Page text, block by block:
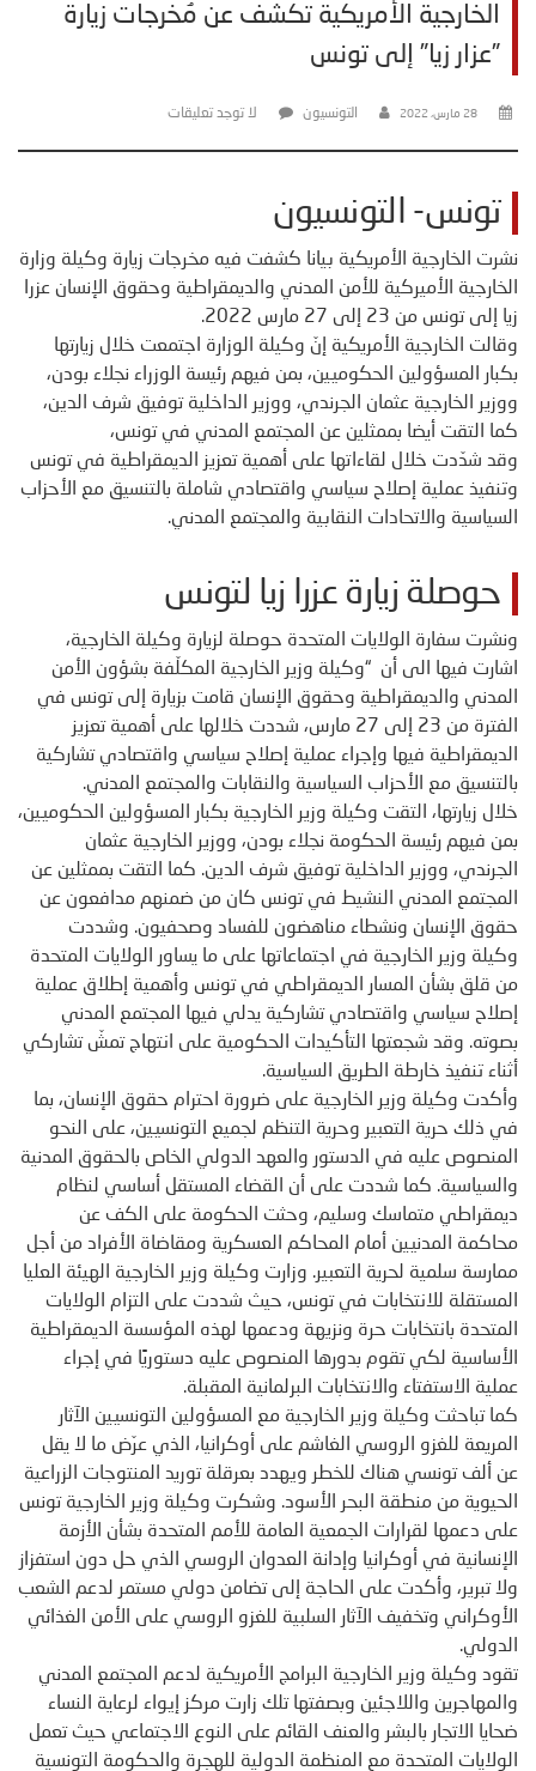
الخارجية الأمريكية تكشف عن مُخرجات زيارة
”عزار زيا” إلى تونس
28 مارس، 2022 التونسيون لا توجد تعليقات
تونس- التونسيون
نشرت الخارجية الأمريكية بيانا كشفت فيه مخرجات زيارة وكيلة وزارة
الخارجية الأميركية للأمن المدني والديمقراطية وحقوق الإنسان عزرا
زيا إلى تونس من 23 إلى 27 مارس 2022.
وقالت الخارجية الأمريكية إنّ وكيلة الوزارة اجتمعت خلال زيارتها
بكبار المسؤولين الحكوميين، بمن فيهم رئيسة الوزراء نجلاء بودن،
ووزير الخارجية عثمان الجرندي، ووزير الداخلية توفيق شرف الدين،
كما التقت أيضا بممثلين عن المجتمع المدني في تونس،
وقد شدّدت خلال لقاءاتها على أهمية تعزيز الديمقراطية في تونس
وتنفيذ عملية إصلاح سياسي واقتصادي شاملة بالتنسيق مع الأحزاب
السياسية والاتحادات النقابية والمجتمع المدني.
حوصلة زيارة عزرا زيا لتونس
ونشرت سفارة الولايات المتحدة حوصلة لزيارة وكيلة الخارجية،
اشارت فيها الى أن “وكيلة وزير الخارجية المكلّفة بشؤون الأمن
المدني والديمقراطية وحقوق الإنسان قامت بزيارة إلى تونس في
الفترة من 23 إلى 27 مارس، شددت خلالها على أهمية تعزيز
الديمقراطية فيها وإجراء عملية إصلاح سياسي واقتصادي تشاركية
بالتنسيق مع الأحزاب السياسية والنقابات والمجتمع المدني.
خلال زيارتها، التقت وكيلة وزير الخارجية بكبار المسؤولين الحكوميين،
بمن فيهم رئيسة الحكومة نجلاء بودن، ووزير الخارجية عثمان
الجرندي، ووزير الداخلية توفيق شرف الدين. كما التقت بممثلين عن
المجتمع المدني النشيط في تونس كان من ضمنهم مدافعون عن
حقوق الإنسان ونشطاء مناهضون للفساد وصحفيون. وشددت
وكيلة وزير الخارجية في اجتماعاتها على ما يساور الولايات المتحدة
من قلق بشأن المسار الديمقراطي في تونس وأهمية إطلاق عملية
إصلاح سياسي واقتصادي تشاركية يدلي فيها المجتمع المدني
بصوته. وقد شجعتها التأكيدات الحكومية على انتهاج تمشّ تشاركي
أثناء تنفيذ خارطة الطريق السياسية.
وأكدت وكيلة وزير الخارجية على ضرورة احترام حقوق الإنسان، بما
في ذلك حرية التعبير وحرية التنظم لجميع التونسيين، على النحو
المنصوص عليه في الدستور والعهد الدولي الخاص بالحقوق المدنية
والسياسية. كما شددت على أن القضاء المستقل أساسي لنظام
ديمقراطي متماسك وسليم، وحثت الحكومة على الكف عن
محاكمة المدنيين أمام المحاكم العسكرية ومقاضاة الأفراد من أجل
ممارسة سلمية لحرية التعبير. وزارت وكيلة وزير الخارجية الهيئة العليا
المستقلة للانتخابات في تونس، حيث شددت على التزام الولايات
المتحدة بانتخابات حرة ونزيهة ودعمها لهذه المؤسسة الديمقراطية
الأساسية لكي تقوم بدورها المنصوص عليه دستوريًا في إجراء
عملية الاستفتاء والانتخابات البرلمانية المقبلة.
كما تباحثت وكيلة وزير الخارجية مع المسؤولين التونسيين الآثار
المريعة للغزو الروسي الغاشم على أوكرانيا، الذي عرّض ما لا يقل
عن ألف تونسي هناك للخطر ويهدد بعرقلة توريد المنتوجات الزراعية
الحيوية من منطقة البحر الأسود. وشكرت وكيلة وزير الخارجية تونس
على دعمها لقرارات الجمعية العامة للأمم المتحدة بشأن الأزمة
الإنسانية في أوكرانيا وإدانة العدوان الروسي الذي حل دون استفزاز
ولا تبرير، وأكدت على الحاجة إلى تضامن دولي مستمر لدعم الشعب
الأوكراني وتخفيف الآثار السلبية للغزو الروسي على الأمن الغذائي
الدولي.
تقود وكيلة وزير الخارجية البرامج الأمريكية لدعم المجتمع المدني
والمهاجرين واللاجئين وبصفتها تلك زارت مركز إيواء لرعاية النساء
ضحايا الاتجار بالبشر والعنف القائم على النوع الاجتماعي حيث تعمل
الولايات المتحدة مع المنظمة الدولية للهجرة والحكومة التونسية